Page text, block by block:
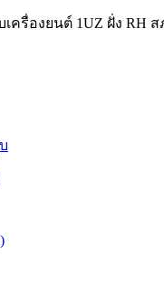
ครื่องยนต์ 1UZ ฝั่ง RH